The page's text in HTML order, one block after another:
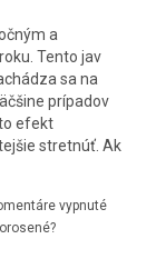
a
Tento jav
sa na
prípadov
efekt
stretnúť. Ak
vypnuté